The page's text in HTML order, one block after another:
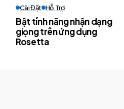
Cài Đặt Hỗ Trợ
Bật tính năng nhận dạng
giọng trên ứng dụng
Rosetta